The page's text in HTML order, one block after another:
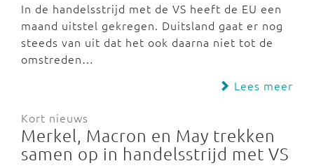
In de handelsstrijd met de VS heeft de EU een
maand uitstel gekregen. Duitsland gaat er nog
steeds van uit dat het ook daarna niet tot de
omstreden…
Lees meer
Kort nieuws
Merkel, Macron en May trekken
samen op in handelsstrijd met VS